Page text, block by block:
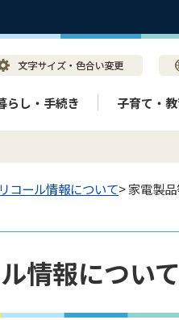
らし・手続き 子育て・
コール情報について> 家電製
情報について